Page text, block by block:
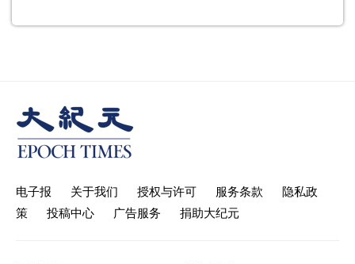
电子报 关于我们 授权与许可 服务条款
隐私政
策
投稿中心 广告服务 捐助大纪元